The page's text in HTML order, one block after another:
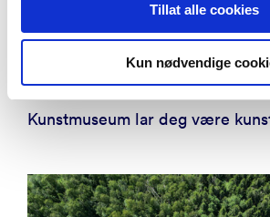
Tillat alle cookies
Kun nødvendige
Kunstmuseum lar deg være